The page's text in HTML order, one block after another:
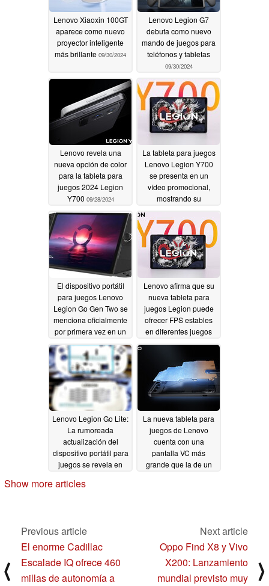
Lenovo Xiaoxin 100GT
aparece como nuevo
proyector inteligente
más brillante 09/30/2024
Lenovo Legion G7
debuta como nuevo
mando de juegos para
teléfonos y tabletas
09/30/2024
Lenovo revela una
nueva opción de color
para la tableta para
juegos 2024 Legion
Y700 09/28/2024
La tableta para juegos
Lenovo Legion Y700
se presenta en un
vídeo promocional,
mostrando su
apreciado factor de
forma compacto
09/28/2024
El dispositivo portátil
para juegos Lenovo
Legion Go Gen Two se
menciona oficialmente
por primera vez en un
folleto de la empresa
09/27/2024
Lenovo afirma que su
nueva tableta para
juegos Legion puede
ofrecer FPS estables
en diferentes juegos
09/27/2024
Lenovo Legion Go Lite:
La rumoreada
actualización del
dispositivo portátil para
juegos se revela en
09/26/2024
La nueva tableta para
juegos de Lenovo
cuenta con una
pantalla VC más
grande que la de un
Show more articles
⟨
Previous article
El enorme Cadillac
Escalade IQ ofrece 460
millas de autonomía a
Next article
Oppo Find X8 y Vivo
X200: Lanzamiento
mundial previsto muy
⟩